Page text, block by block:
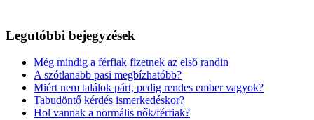
Legutóbbi bejegyzések
Még mindig a férfiak fizetnek az első randin
A szótlanabb pasi megbízhatóbb?
Miért nem találok párt, pedig rendes ember vagyok?
Tabudöntő kérdés ismerkedéskor?
Hol vannak a normális nők/férfiak?